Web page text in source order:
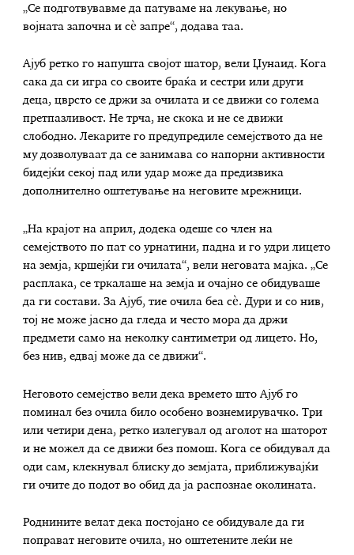
„Се подготвувавме да патуваме на лекување, но
војната започна и сè запре“, додава таа.
Ајуб ретко го напушта својот шатор, вели Џунаид. Кога
сака да си игра со своите браќа и сестри или други
деца, цврсто се држи за очилата и се движи со голема
претпазливост. Не трча, не скока и не се движи
слободно. Лекарите го предупредиле семејството да не
му дозволуваат да се занимава со напорни активности
бидејќи секој пад или удар може да предизвика
дополнително оштетување на неговите мрежници.
„На крајот на април, додека одеше со член на
семејството по пат со урнатини, падна и го удри лицето
на земја, кршејќи ги очилата“, вели неговата мајка. „Се
расплака, се тркалаше на земја и очајно се обидуваше
да ги состави. За Ајуб, тие очила беа сè. Дури и со нив,
тој не може јасно да гледа и често мора да држи
предмети само на неколку сантиметри од лицето. Но,
без нив, едвај може да се движи“.
Неговото семејство вели дека времето што Ајуб го
поминал без очила било особено вознемирувачко. Три
или четири дена, ретко излегувал од аголот на шаторот
и не можел да се движи без помош. Кога се обидувал да
оди сам, клекнувал блиску до земјата, приближувајќи
ги очите до подот во обид да ја распознае околината.
Роднините велат дека постојано се обидувале да ги
поправат неговите очила, но оштетените леќи не